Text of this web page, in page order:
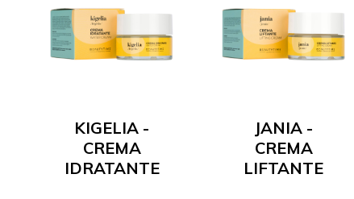
KIGELIA -
CREMA
IDRATANTE
JANIA -
CREMA
LIFTANTE